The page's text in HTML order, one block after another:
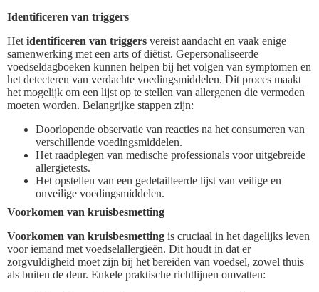
Identificeren van triggers
Het identificeren van triggers vereist aandacht en vaak enige
samenwerking met een arts of diëtist. Gepersonaliseerde
voedseldagboeken kunnen helpen bij het volgen van symptomen en
het detecteren van verdachte voedingsmiddelen. Dit proces maakt
het mogelijk om een lijst op te stellen van allergenen die vermeden
moeten worden. Belangrijke stappen zijn:
Doorlopende observatie van reacties na het consumeren van
verschillende voedingsmiddelen.
Het raadplegen van medische professionals voor uitgebreide
allergietests.
Het opstellen van een gedetailleerde lijst van veilige en
onveilige voedingsmiddelen.
Voorkomen van kruisbesmetting
Voorkomen van kruisbesmetting is cruciaal in het dagelijks leven
voor iemand met voedselallergieën. Dit houdt in dat er
zorgvuldigheid moet zijn bij het bereiden van voedsel, zowel thuis
als buiten de deur. Enkele praktische richtlijnen omvatten: